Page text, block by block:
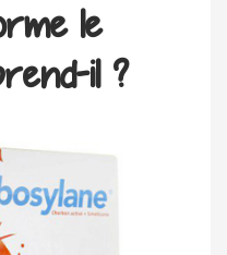
le
il ?